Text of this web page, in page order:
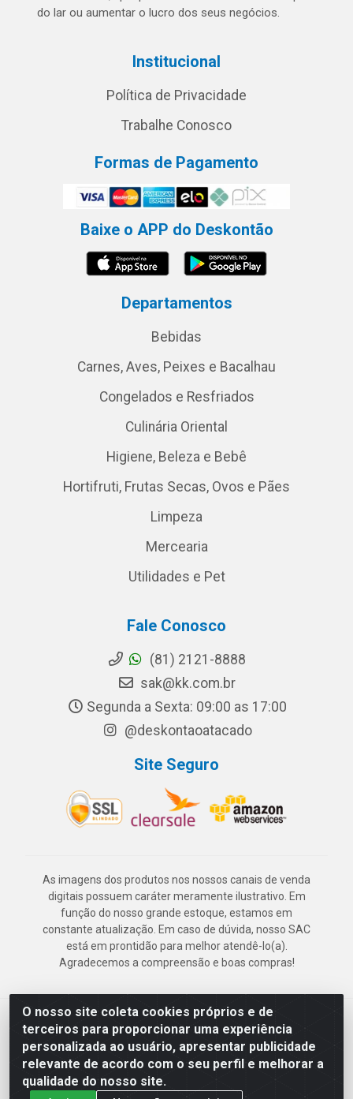
O nosso site coleta cookies próprios e de
terceiros para proporcionar uma experiência
personalizada ao usuário, apresentar publicidade
relevante de acordo com o seu perfil e melhorar a
qualidade do nosso site.
do lar ou aumentar o lucro dos seus negócios.
Institucional
Política de Privacidade
Trabalhe Conosco
Formas de Pagamento
Baixe o APP do Deskontão
Departamentos
Bebidas
Carnes, Aves, Peixes e Bacalhau
Congelados e Resfriados
Culinária Oriental
Higiene, Beleza e Bebê
Hortifruti, Frutas Secas, Ovos e Pães
Limpeza
Mercearia
Utilidades e Pet
Fale Conosco
(81) 2121-8888
sak@kk.com.br
Segunda a Sexta: 09:00 as 17:00
@deskontaoatacado
Site Seguro
As imagens dos produtos nos nossos canais de venda
digitais possuem caráter meramente ilustrativo. Em
função do nosso grande estoque, estamos em
constante atualização. Em caso de dúvida, nosso SAC
está em prontidão para melhor atendê-lo(a).
Agradecemos a compreensão e boas compras!
Deskontão Atacado - Av. Marechal Mascarenhas de Morais, 2471 -
Imbiribeira - Recife/PE - CEP 51.150-001 - CNPJ 24.150.377/0003-
57